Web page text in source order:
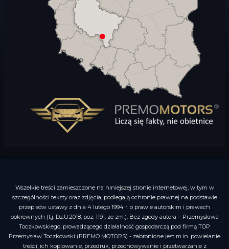
Wszelkie treści zamieszczone na niniejszej stronie internetowej, w tym w
szczególności teksty oraz zdjęcia, podlegają ochronie prawnej na podstawie
przepisów ustawy z dnia 4 lutego 1994 r. o prawie autorskim i prawach
pokrewnych (t.j. Dz.U.2018, poz. 1191, ze zm.). Bez zgody autora – Przemysława
Toczkowskiego, prowadzącego działalność gospodarczą pod firmą TOP
Przemysław Toczkowski (PREMO MOTORS) - zabronione jest m.in. powielanie
treści, ich kopiowanie, przedruk, przechowywanie i przetwarzanie z